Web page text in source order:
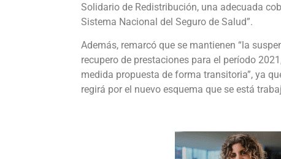
Solidario de Redistribución, una adecuada
Sistema Nacional del Seguro de Salud”.
Además, remarcó que se mantienen “la
recupero de prestaciones para el período
medida propuesta de forma transitoria”, ya
regirá por el nuevo esquema que se está